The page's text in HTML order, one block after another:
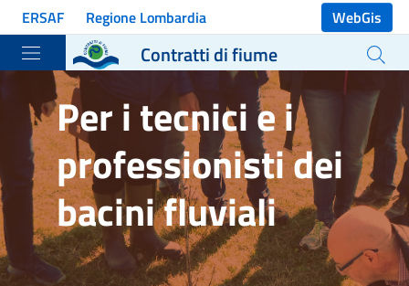
Vai ai contenuti
Vai al menu di navigazione
Vai al footer
ERSAF Regione Lombardia WebGis
Contratti di fiume
Per i tecnici e i
professionisti dei
bacini fluviali